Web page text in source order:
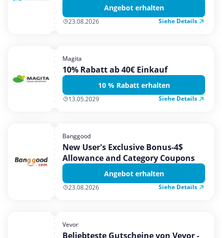
Angebot erhalten
23.08.2026 Siehe Details
Magita
10% Rabatt ab 40€ Einkauf
10 % Rabatt erhalten
13.05.2029 Siehe Details
Banggood
New User's Exclusive Bonus-4$
Allowance and Category Coupons
Angebot erhalten
23.08.2026 Siehe Details
Vevor
Beliebteste Gutscheine von Vevor -